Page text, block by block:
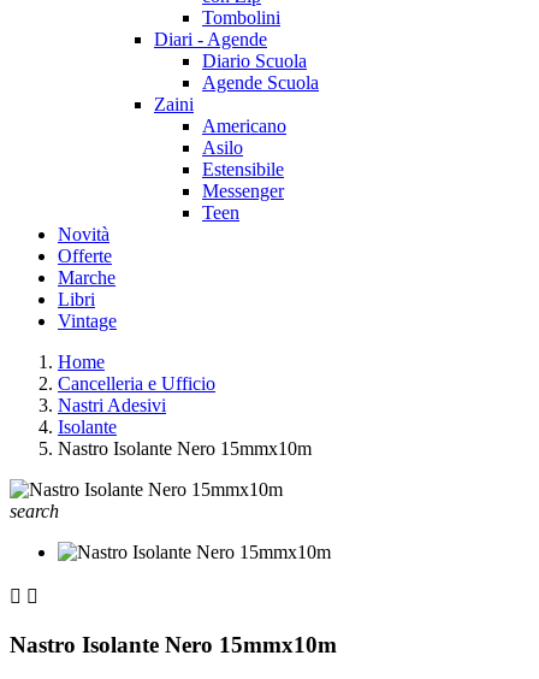
Tombolini
Diari - Agende
Diario Scuola
Agende Scuola
Zaini
Americano
Asilo
Estensibile
Messenger
Teen
Novità
Offerte
Marche
Libri
Vintage
Home
Cancelleria e Ufficio
Nastri Adesivi
Isolante
Nastro Isolante Nero 15mmx10m
search
 
Nastro Isolante Nero 15mmx10m